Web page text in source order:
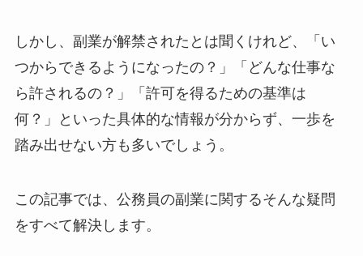
しかし、副業が解禁されたとは聞くけれど、「い
つからできるようになったの？」「どんな仕事な
ら許されるの？」「許可を得るための基準は
何？」といった具体的な情報が分からず、一歩を
踏み出せない方も多いでしょう。
この記事では、公務員の副業に関するそんな疑問
をすべて解決します。